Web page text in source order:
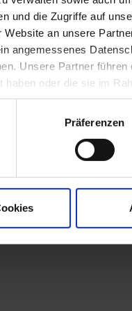
und die Zugriffe auf
Website an unsere
angemessenes
Unsere Partner
haben oder die sie im
Präferenzen